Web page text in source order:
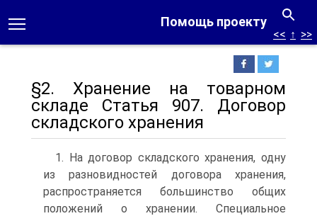
Помощь проекту
<< ↑ >>
§2. Хранение на товарном
складе Статья 907. Договор
складского хранения
1. На договор складского хранения, одну
из разновидностей договора хранения,
распространяется большинство общих
положений о хранении. Специальное